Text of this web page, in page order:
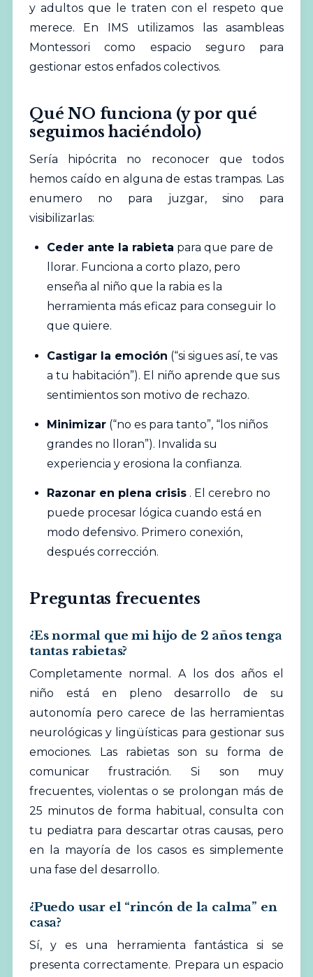
y adultos que le traten con el respeto que
merece. En IMS utilizamos las asambleas
Montessori como espacio seguro para
gestionar estos enfados colectivos.
Qué NO funciona (y por qué
seguimos haciéndolo)
Sería hipócrita no reconocer que todos
hemos caído en alguna de estas trampas. Las
enumero no para juzgar, sino para
visibilizarlas:
Ceder ante la rabieta para que pare de
llorar. Funciona a corto plazo, pero
enseña al niño que la rabia es la
herramienta más eficaz para conseguir lo
que quiere.
Castigar la emoción (“si sigues así, te vas
a tu habitación”). El niño aprende que sus
sentimientos son motivo de rechazo.
Minimizar (“no es para tanto”, “los niños
grandes no lloran”). Invalida su
experiencia y erosiona la confianza.
Razonar en plena crisis . El cerebro no
puede procesar lógica cuando está en
modo defensivo. Primero conexión,
después corrección.
Preguntas frecuentes
¿Es normal que mi hijo de 2 años tenga
tantas rabietas?
Completamente normal. A los dos años el
niño está en pleno desarrollo de su
autonomía pero carece de las herramientas
neurológicas y lingüísticas para gestionar sus
emociones. Las rabietas son su forma de
comunicar frustración. Si son muy
frecuentes, violentas o se prolongan más de
25 minutos de forma habitual, consulta con
tu pediatra para descartar otras causas, pero
en la mayoría de los casos es simplemente
una fase del desarrollo.
¿Puedo usar el “rincón de la calma” en
casa?
Sí, y es una herramienta fantástica si se
presenta correctamente. Prepara un espacio